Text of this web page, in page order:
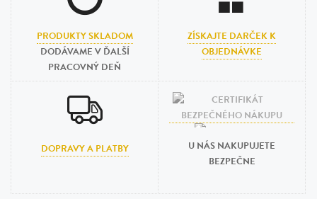
PRODUKTY SKLADOM
DODÁVAME V ĎALŠÍ
PRACOVNÝ DEŇ
ZÍSKAJTE DARČEK K
OBJEDNÁVKE
DOPRAVY A PLATBY
U NÁS NAKUPUJETE
BEZPEČNE